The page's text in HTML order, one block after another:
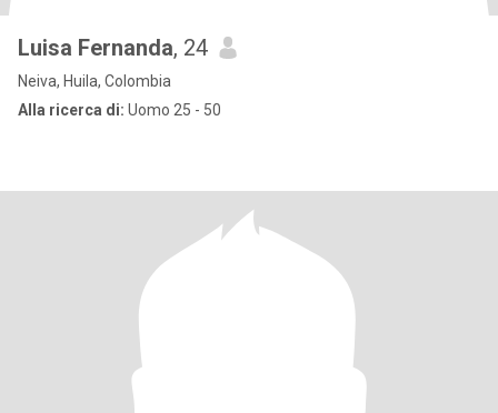
Luisa Fernanda, 24
Neiva, Huila, Colombia
Alla ricerca di: Uomo 25 - 50